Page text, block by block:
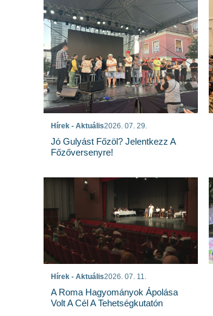
Hírek - Aktuális2026. 07. 29.
Jó Gulyást Főzöl? Jelentkezz A
Főzőversenyre!
Hírek - Aktuális2026. 07. 11.
A Roma Hagyományok Ápolása
Volt A Cél A Tehetségkutatón